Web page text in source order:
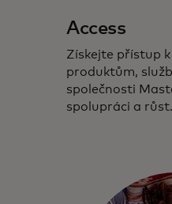
Access
Získejte přístup
produktům,
společnosti
spolupráci a růst.